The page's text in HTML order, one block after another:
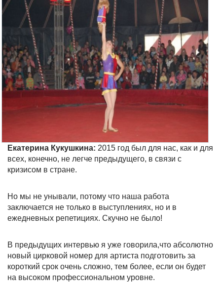
Екатерина Кукушкина: 2015 год был для нас, как и для
всех, конечно, не легче предыдущего, в связи с
кризисом в стране.
Но мы не унывали, потому что наша работа
заключается не только в выступлениях, но и в
ежедневных репетициях. Скучно не было!
В предыдущих интервью я уже говорила,что абсолютно
новый цирковой номер для артиста подготовить за
короткий срок очень сложно, тем более, если он будет
на высоком профессиональном уровне.